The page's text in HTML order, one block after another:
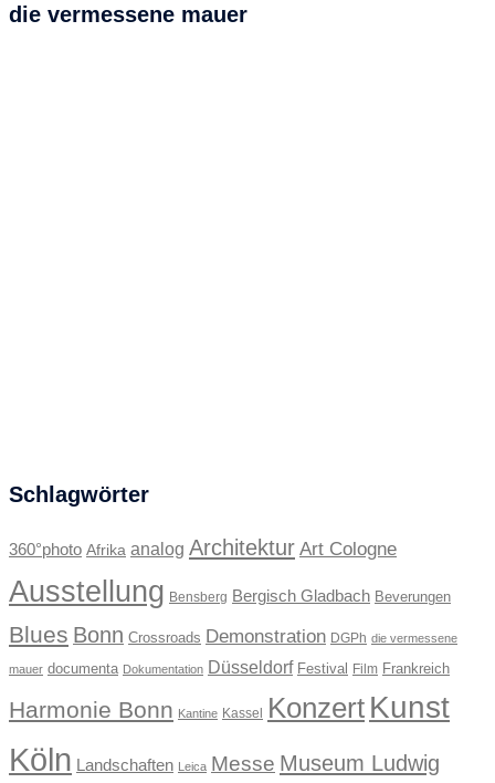
die vermessene mauer
Schlagwörter
360°photo Afrika analog Architektur Art Cologne
Ausstellung Bensberg Bergisch Gladbach Beverungen
Blues Bonn Crossroads Demonstration DGPh die vermessene
mauer documenta Dokumentation Düsseldorf Festival Film Frankreich
Harmonie Bonn Kantine Kassel Konzert Kunst
Köln Landschaften Leica Messe Museum Ludwig